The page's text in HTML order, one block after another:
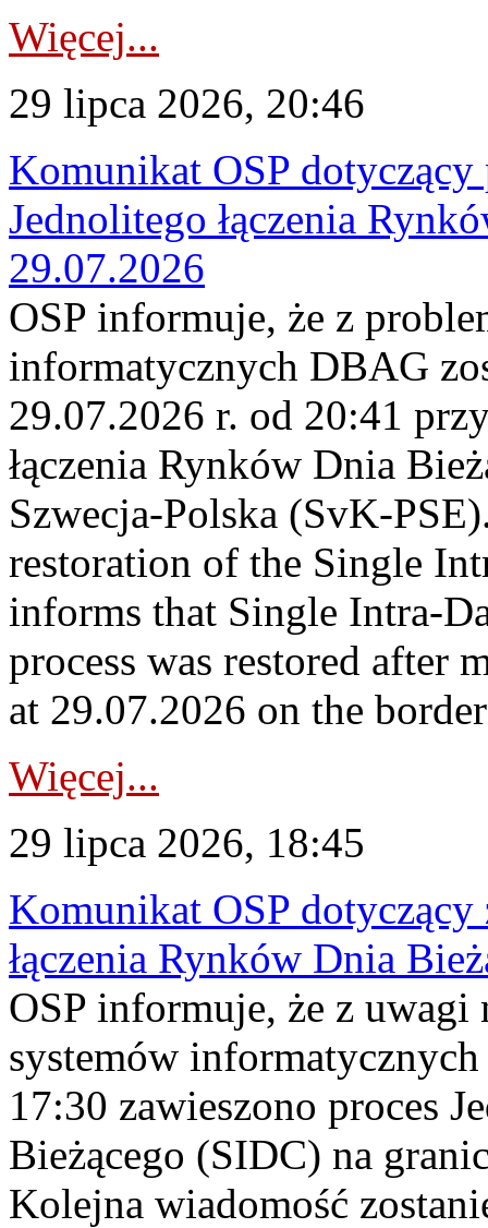
Więcej...
29 lipca 2026, 20:46
Komunikat OSP
Jednolitego łączenia
29.07.2026
OSP informuje, że z
informatycznych DBAG
29.07.2026 r. od 20:41
łączenia Rynków Dnia
Szwecja-Polska (SvK-
restoration of the Single
informs that Single Intra-
process was restored after
at 29.07.2026 on the
Więcej...
29 lipca 2026, 18:45
Komunikat OSP dotyczący
łączenia Rynków Dnia
OSP informuje, że z uwagi
systemów
17:30 zawieszono proces
Bieżącego (SIDC) na
Kolejna wiadomość